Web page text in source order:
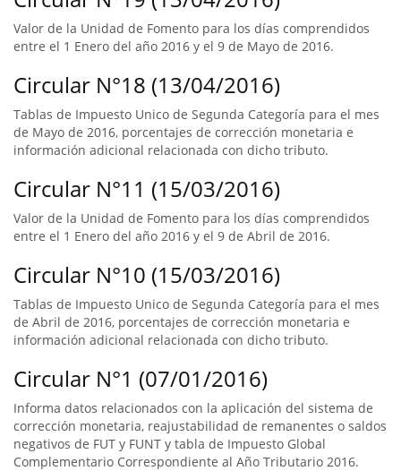
Valor de la Unidad de Fomento para los días comprendidos
entre el 1 Enero del año 2016 y el 9 de Mayo de 2016.
Circular N°18 (13/04/2016)
Tablas de Impuesto Unico de Segunda Categoría para el mes
de Mayo de 2016, porcentajes de corrección monetaria e
información adicional relacionada con dicho tributo.
Circular N°11 (15/03/2016)
Valor de la Unidad de Fomento para los días comprendidos
entre el 1 Enero del año 2016 y el 9 de Abril de 2016.
Circular N°10 (15/03/2016)
Tablas de Impuesto Unico de Segunda Categoría para el mes
de Abril de 2016, porcentajes de corrección monetaria e
información adicional relacionada con dicho tributo.
Circular N°1 (07/01/2016)
Informa datos relacionados con la aplicación del sistema de
corrección monetaria, reajustabilidad de remanentes o saldos
negativos de FUT y FUNT y tabla de Impuesto Global
Complementario Correspondiente al Año Tributario 2016.